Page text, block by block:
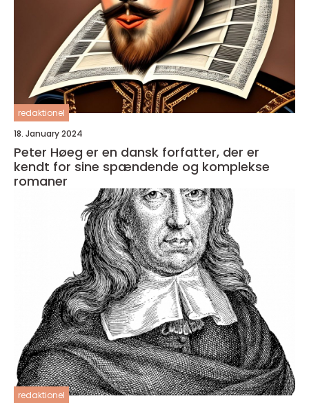
redaktionel
18. January 2024
Peter Høeg er en dansk forfatter, der er
kendt for sine spændende og komplekse
romaner
redaktionel